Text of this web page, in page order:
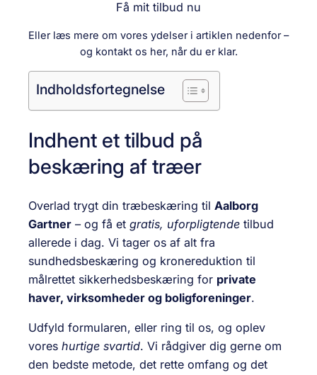
Få mit tilbud nu
Eller læs mere om vores ydelser i artiklen nedenfor –
og kontakt os her, når du er klar.
Indholdsfortegnelse
Indhent et tilbud på
beskæring af træer
Overlad trygt din træbeskæring til Aalborg
Gartner – og få et gratis, uforpligtende tilbud
allerede i dag. Vi tager os af alt fra
sundhedsbeskæring og kronereduktion til
målrettet sikkerhedsbeskæring for private
haver, virksomheder og boligforeninger.
Udfyld formularen, eller ring til os, og oplev
vores hurtige svartid. Vi rådgiver dig gerne om
den bedste metode, det rette omfang og det